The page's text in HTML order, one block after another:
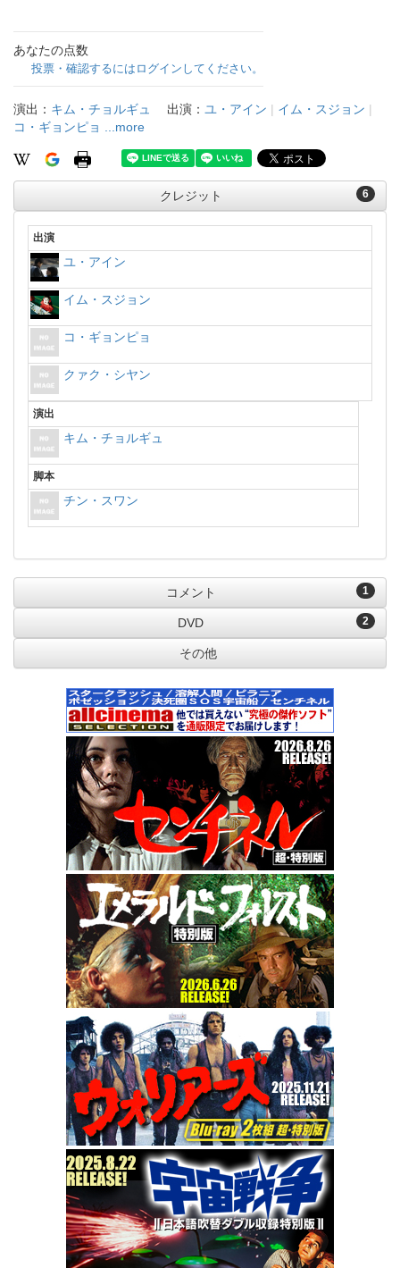
あなたの点数
投票・確認するにはログインしてください。
演出： キム・チョルギュ 出演： ユ・アイン | イム・スジョン |
コ・ギョンピョ
...more
6
クレジット
出演
ユ・アイン
イム・スジョン
コ・ギョンピョ
クァク・シヤン
演出
キム・チョルギュ
脚本
チン・スワン
1
コメント
2
DVD
その他